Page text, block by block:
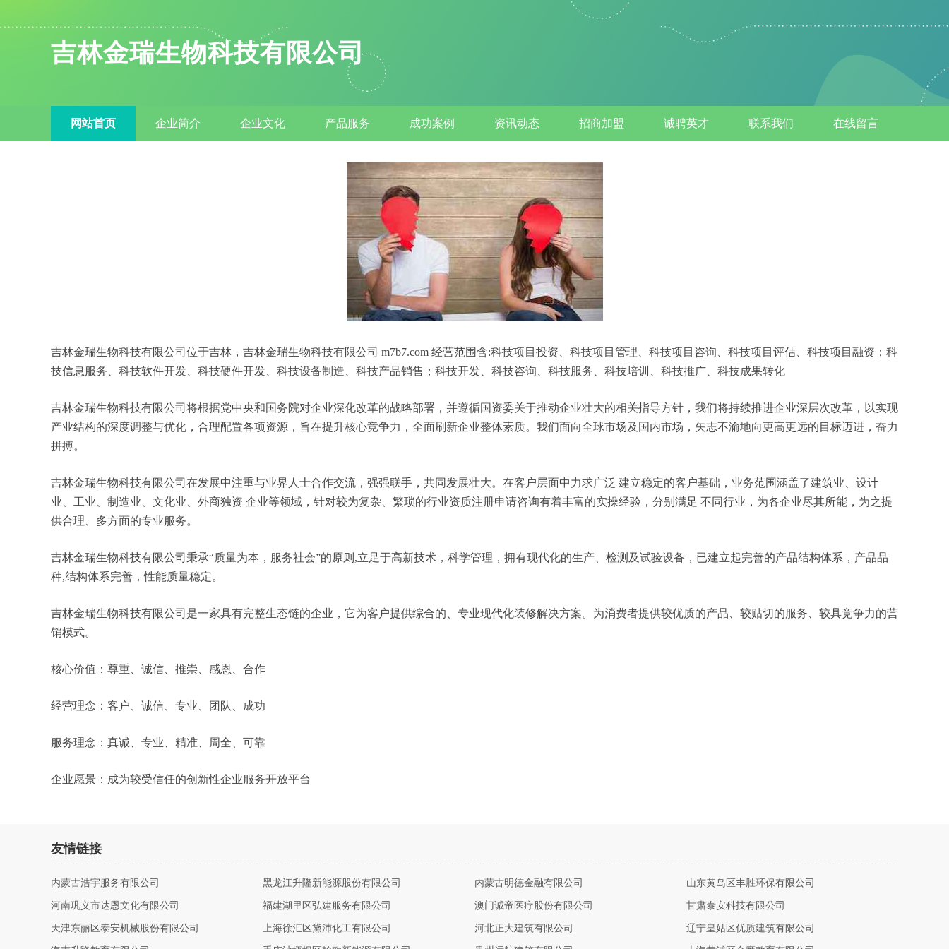
吉林金瑞生物科技有限公司
网站首页 企业简介 企业文化 产品服务 成功案例 资讯动态 招商加盟 诚聘英才 联系我们 在线留言
吉林金瑞生物科技有限公司位于吉林，吉林金瑞生物科技有限公司 m7b7.com 经营范围含:科技项目投资、科技项目管理、科技项目咨询、科技项目评估、科技项目融资；科
技信息服务、科技软件开发、科技硬件开发、科技设备制造、科技产品销售；科技开发、科技咨询、科技服务、科技培训、科技推广、科技成果转化
吉林金瑞生物科技有限公司将根据党中央和国务院对企业深化改革的战略部署，并遵循国资委关于推动企业壮大的相关指导方针，我们将持续推进企业深层次改革，以实现
产业结构的深度调整与优化，合理配置各项资源，旨在提升核心竞争力，全面刷新企业整体素质。我们面向全球市场及国内市场，矢志不渝地向更高更远的目标迈进，奋力
拼搏。
吉林金瑞生物科技有限公司在发展中注重与业界人士合作交流，强强联手，共同发展壮大。在客户层面中力求广泛 建立稳定的客户基础，业务范围涵盖了建筑业、设计
业、工业、制造业、文化业、外商独资 企业等领域，针对较为复杂、繁琐的行业资质注册申请咨询有着丰富的实操经验，分别满足 不同行业，为各企业尽其所能，为之提
供合理、多方面的专业服务。
吉林金瑞生物科技有限公司秉承“质量为本，服务社会”的原则,立足于高新技术，科学管理，拥有现代化的生产、检测及试验设备，已建立起完善的产品结构体系，产品品
种,结构体系完善，性能质量稳定。
吉林金瑞生物科技有限公司是一家具有完整生态链的企业，它为客户提供综合的、专业现代化装修解决方案。为消费者提供较优质的产品、较贴切的服务、较具竞争力的营
销模式。
核心价值：尊重、诚信、推崇、感恩、合作
经营理念：客户、诚信、专业、团队、成功
服务理念：真诚、专业、精准、周全、可靠
企业愿景：成为较受信任的创新性企业服务开放平台
友情链接
内蒙古浩宇服务有限公司 黑龙江升隆新能源股份有限公司 内蒙古明德金融有限公司 山东黄岛区丰胜环保有限公司
河南巩义市达恩文化有限公司 福建湖里区弘建服务有限公司 澳门诚帝医疗股份有限公司 甘肃泰安科技有限公司
天津东丽区泰安机械股份有限公司 上海徐汇区黛沛化工有限公司 河北正大建筑有限公司 辽宁皇姑区优质建筑有限公司